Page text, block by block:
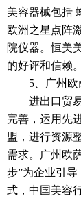
美容器械包括
欧洲之星点阵
院仪器。恒美
的好评和信赖。
5、广州
进出口贸
完善，运用先
盟，进行资源
需求。广州欧
步”为企业引
式，中国美容